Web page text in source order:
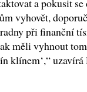
a pokusit
vyhovět,
při finanční
měli vyhnout
klínem‘,“